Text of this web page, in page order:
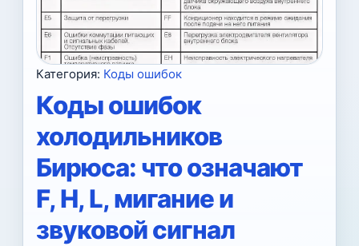
Категория: Коды ошибок
Коды ошибок
холодильников
Бирюса: что означают
F, H, L, мигание и
звуковой сигнал